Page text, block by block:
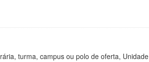
turma, campus ou polo de oferta, Unidade